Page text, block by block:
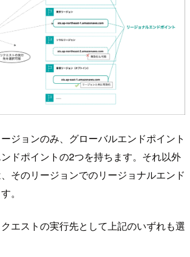
ジョンのみ、グローバルエンドポイント
ドポイントの2つを持ちます。それ以外
そのリージョンでのリージョナルエンド
。
エストの実行先として上記のいずれも選